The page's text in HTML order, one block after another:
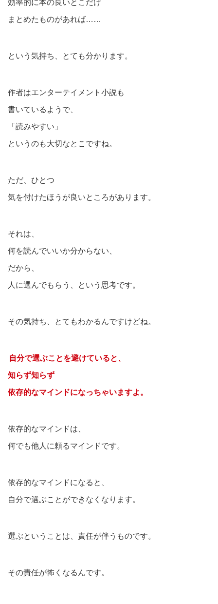
効率的に本の良いとこだけ
まとめたものがあれば……
という気持ち、とても分かります。
作者はエンターテイメント小説も
書いているようで、
「読みやすい」
というのも大切なとこですね。
ただ、ひとつ
気を付けたほうが良いところがあります。
それは、
何を読んでいいか分からない、
だから、
人に選んでもらう、という思考です。
その気持ち、とてもわかるんですけどね。
自分で選ぶことを避けていると、
知らず知らず
依存的なマインドになっちゃいますよ。
依存的なマインドは、
何でも他人に頼るマインドです。
依存的なマインドになると、
自分で選ぶことができなくなります。
選ぶということは、責任が伴うものです。
その責任が怖くなるんです。